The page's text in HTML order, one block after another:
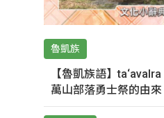
魯凱族
【魯凱族語】
萬山部落勇士祭的由來